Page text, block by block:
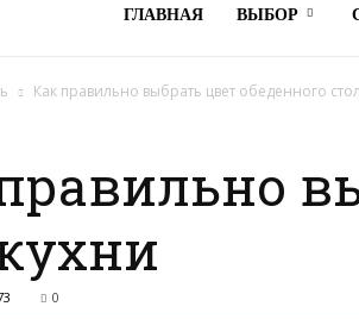
ГЛАВНАЯ ВЫБОР
Как правильно выбрать цвет обеденного
0